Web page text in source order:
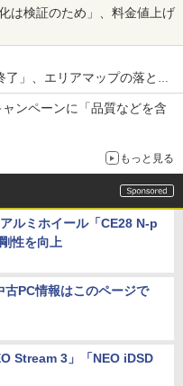
は検証のため」、料金値上げ
」、エリアマップの落とし
ンペーンに「品質などを含
もっと見る
ルミホイール「CE28 N-p
性を向上
古PC情報はこのページで
Stream 3」「NEO iDSD